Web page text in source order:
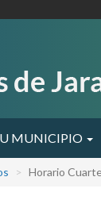
MUNICIPIO
Horario